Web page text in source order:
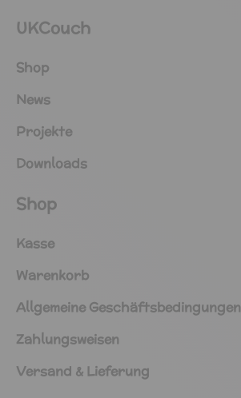
UKCouch
Shop
News
Projekte
Downloads
Shop
Kasse
Warenkorb
Allgemeine Geschäftsbedingungen
Zahlungsweisen
Versand & Lieferung